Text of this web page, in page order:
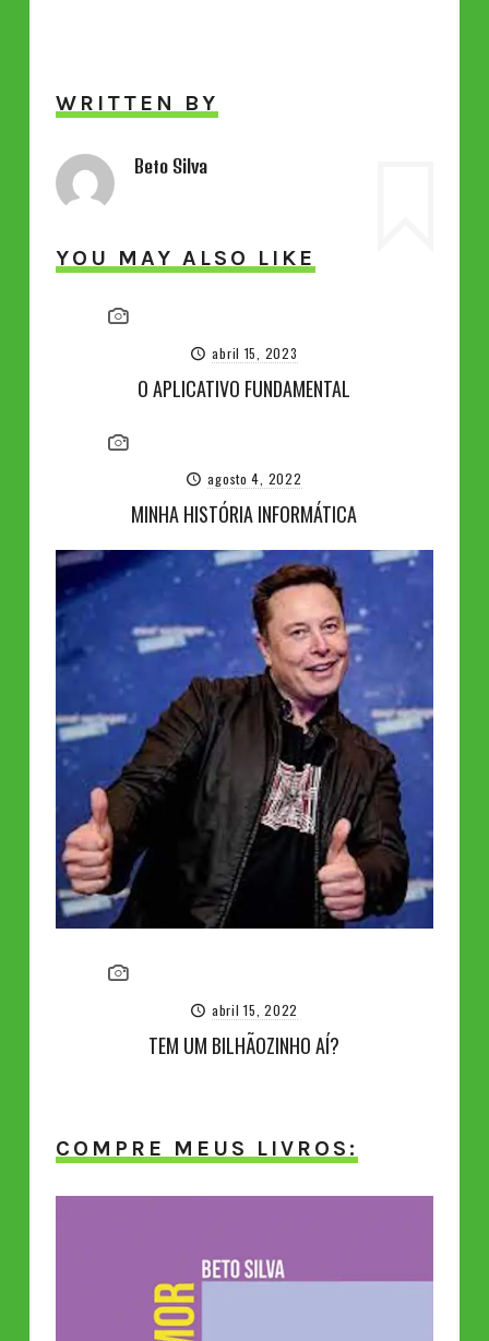
WRITTEN BY
Beto Silva
YOU MAY ALSO LIKE
abril 15, 2023
O APLICATIVO FUNDAMENTAL
agosto 4, 2022
MINHA HISTÓRIA INFORMÁTICA
abril 15, 2022
TEM UM BILHÃOZINHO AÍ?
COMPRE MEUS LIVROS: